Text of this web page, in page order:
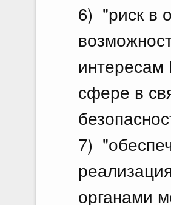
6) "риск в
интересам
сфере в
7)
органами